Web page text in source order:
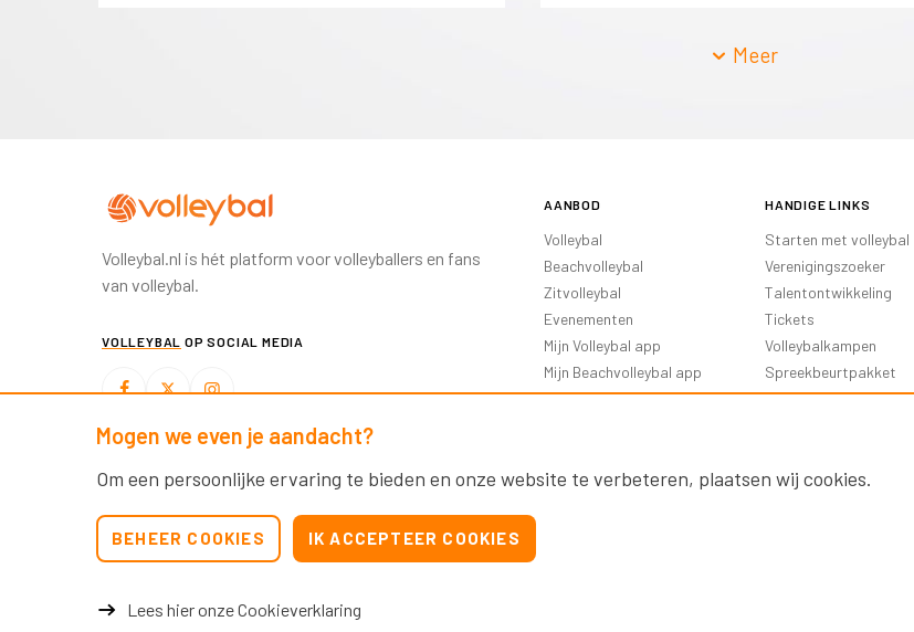
Meer
Volleybal.nl is hét platform voor volleyballers en fans
van volleybal.
VOLLEYBAL OP SOCIAL MEDIA
AANBOD
Volleybal
Beachvolleybal
Zitvolleybal
Evenementen
Mijn Volleybal app
Mijn Beachvolleybal app
HANDIGE LINKS
Starten met volleybal
Verenigingszoeker
Talentontwikkeling
Tickets
Volleybalkampen
Spreekbeurtpakket
Oranje Ambassadeurs
Mogen we even je aandacht?
Om een persoonlijke ervaring te bieden en onze website te verbeteren, plaatsen wij cookies.
BEHEER COOKIES IK ACCEPTEER COOKIES
Lees hier onze Cookieverklaring